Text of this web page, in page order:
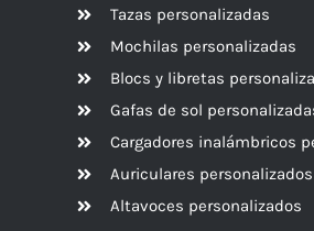
Tazas personalizadas
Mochilas personalizadas
Blocs y libretas
Gafas de sol
Cargadores inalámbricos
Auriculares personalizados
Altavoces personalizados